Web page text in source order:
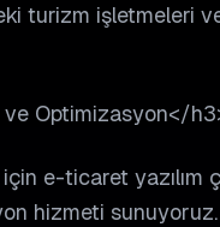
turizm işletmeleri
ve Optimizasyon</
e-ticaret yazılım
hizmeti